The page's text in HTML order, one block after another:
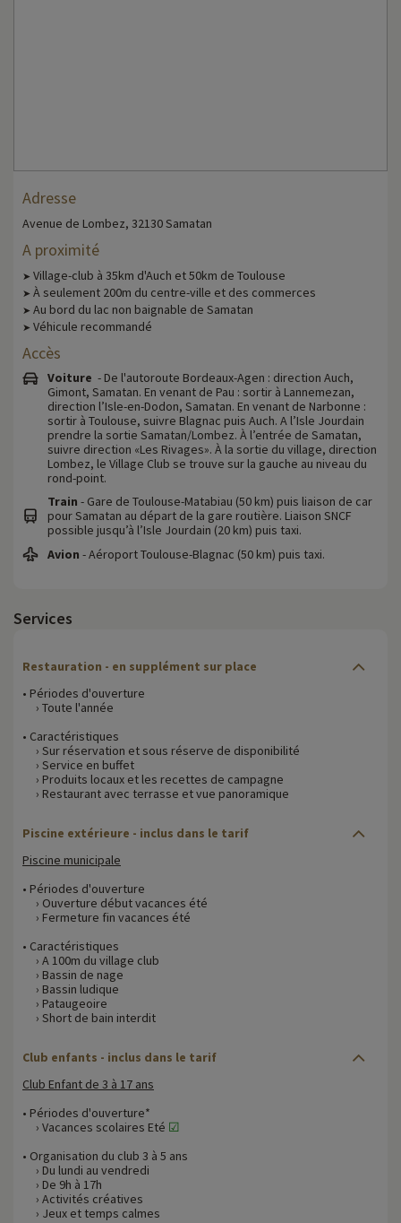
Adresse
Avenue de Lombez, 32130 Samatan
A proximité
➤ Village-club à 35km d'Auch et 50km de Toulouse
➤ À seulement 200m du centre-ville et des commerces
➤ Au bord du lac non baignable de Samatan
➤ Véhicule recommandé
Accès
Voiture - De l'autoroute Bordeaux-Agen : direction Auch,
Gimont, Samatan. En venant de Pau : sortir à Lannemezan,
direction l’Isle-en-Dodon, Samatan. En venant de Narbonne :
sortir à Toulouse, suivre Blagnac puis Auch. A l’Isle Jourdain
prendre la sortie Samatan/Lombez. À l’entrée de Samatan,
suivre direction «Les Rivages». À la sortie du village, direction
Lombez, le Village Club se trouve sur la gauche au niveau du
rond-point.
Train - Gare de Toulouse-Matabiau (50 km) puis liaison de car
pour Samatan au départ de la gare routière. Liaison SNCF
possible jusqu’à l’Isle Jourdain (20 km) puis taxi.
Avion - Aéroport Toulouse-Blagnac (50 km) puis taxi.
Services
Restauration - en supplément sur place
• Périodes d'ouverture
› Toute l'année
• Caractéristiques
› Sur réservation et sous réserve de disponibilité
› Service en buffet
› Produits locaux et les recettes de campagne
› Restaurant avec terrasse et vue panoramique
Piscine extérieure - inclus dans le tarif
Piscine municipale
• Périodes d'ouverture
› Ouverture début vacances été
› Fermeture fin vacances été
• Caractéristiques
› A 100m du village club
› Bassin de nage
› Bassin ludique
› Pataugeoire
› Short de bain interdit
Club enfants - inclus dans le tarif
Club Enfant de 3 à 17 ans
• Périodes d'ouverture*
› Vacances scolaires Eté ☑
• Organisation du club 3 à 5 ans
› Du lundi au vendredi
› De 9h à 17h
› Activités créatives
› Jeux et temps calmes